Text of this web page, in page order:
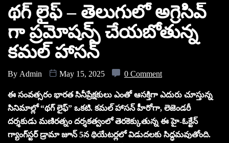
థగ్ లైఫ్ – తెలుగులో అగ్రెసివ్
గా ప్రమోషన్స్ చేయబోతున్న
కమల్ హాసన్
By Admin May 15, 2025 0 Comment
ఈ సంవత్సరం భారత సినీప్రేక్షకులు ఎంతో ఆసక్తిగా ఎదురు చూస్తున్న
సినిమాల్లో “థగ్ లైఫ్” ఒకటి. కమల్ హాసన్ హీరోగా, లెజెండరీ
దర్శకుడు మణిరత్నం దర్శకత్వంలో తెరకెక్కుతున్న ఈ హై-ఓక్టేన్
గ్యాంగ్‌స్టర్ డ్రామా జూన్ 5న థియేటర్లలో విడుదలకు సిద్ధమవుతోంది.